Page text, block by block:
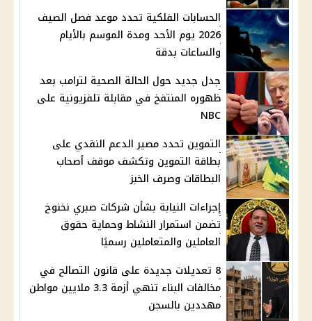
الحسابات الفلكية تحدد موعد فصل الصيف
2026 يوم الأحد ومدة الموسم بالأيام
والساعات بدقة
جدل جديد حول الحالة الصحية لترامب بعد
ظهوره المنتفخ في مقابلة تلفزيونية على
NBC
التموين تحدد مصير الدعم النقدي على
بطاقة التموين وتكشف موقف أصحاب
البطاقات وصرف الخبز
إجراءات النيابة بشأن شركات صبري نخنوخ
تضمن استمرار النشاط وحماية حقوق
العاملين والمتعاملين رسميًا
8 تعديلات جديدة على قانون التصالح في
مخالفات البناء تنهي أزمة 3.3 ملايين مواطن
مهددين بالسجن